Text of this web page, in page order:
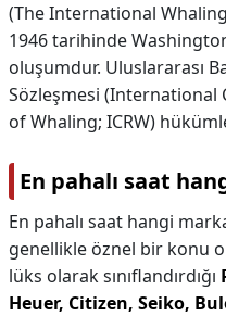
(The International
1946 tarihinde
oluşumdur. Uluslararası
Sözleşmesi
of Whaling; ICRW)
En pahalı saat
En pahalı saat hangi
genellikle öznel bir konu
lüks olarak sınıflandırdığı
Heuer, Citizen, Seiko,